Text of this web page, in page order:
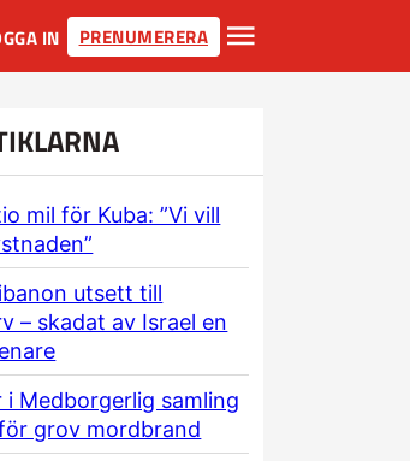
IN PRENUMERERA
mil för Kuba: ”Vi vill
utsett till
– skadat av Israel en
i Medborgerlig samling
grov mordbrand